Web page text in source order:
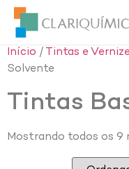
Início / Tintas e
Solvente
Tintas
Mostrando todos os 9